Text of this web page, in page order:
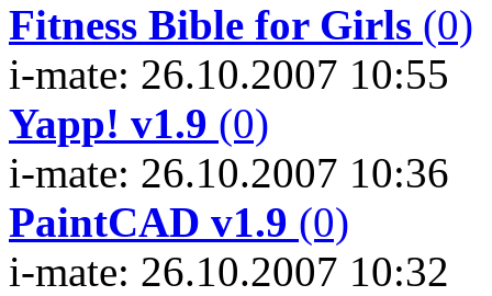
Fitness Bible for Girls (0)
i-mate: 26.10.2007 10:55
Yapp! v1.9 (0)
i-mate: 26.10.2007 10:36
PaintCAD v1.9 (0)
i-mate: 26.10.2007 10:32